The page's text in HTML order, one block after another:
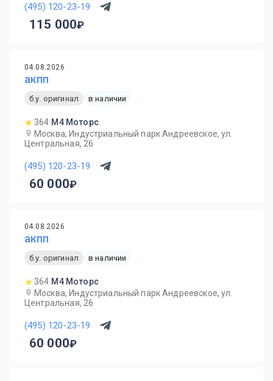
(495) 120-23-19
115 000
04.08.2026
акпп
б.у. оригинал в наличии
364 М4 Моторс
Москва, Индустриальный парк Андреевское, ул.
Центральная, 26
(495) 120-23-19
60 000
04.08.2026
акпп
б.у. оригинал в наличии
364 М4 Моторс
Москва, Индустриальный парк Андреевское, ул.
Центральная, 26
(495) 120-23-19
60 000